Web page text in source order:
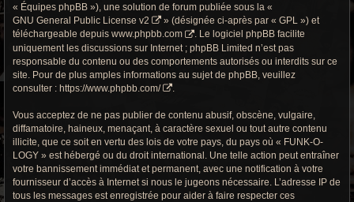
« Équipes phpBB »), une solution de forum publiée sous la «
GNU General Public License v2
» (désignée ci-après par « GPL ») et
téléchargeable depuis www.phpbb.com
. Le logiciel phpBB facilite
uniquement les discussions sur Internet ; phpBB Limited n’est pas
responsable du contenu ou des comportements autorisés ou interdits sur ce
site. Pour de plus amples informations au sujet de phpBB, veuillez
consulter : https://www.phpbb.com/
Vous acceptez de ne pas publier de contenu abusif, obscène, vulgaire,
diffamatoire, haineux, menaçant, à caractère sexuel ou tout autre contenu
illicite, que ce soit en vertu des lois de votre pays, du pays où « FUNK-O-
LOGY » est hébergé ou du droit international. Une telle action peut entraîner
votre bannissement immédiat et permanent, avec une notification à votre
fournisseur d’accès à Internet si nous le jugeons nécessaire. L’adresse IP de
tous les messages est enregistrée pour aider à faire respecter ces